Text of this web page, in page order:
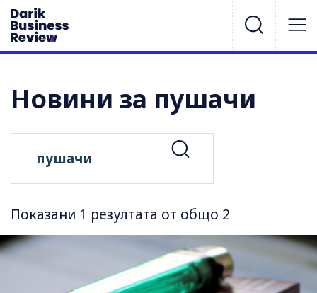
Новини за пушачи
Показани 1 резултата от общо 2